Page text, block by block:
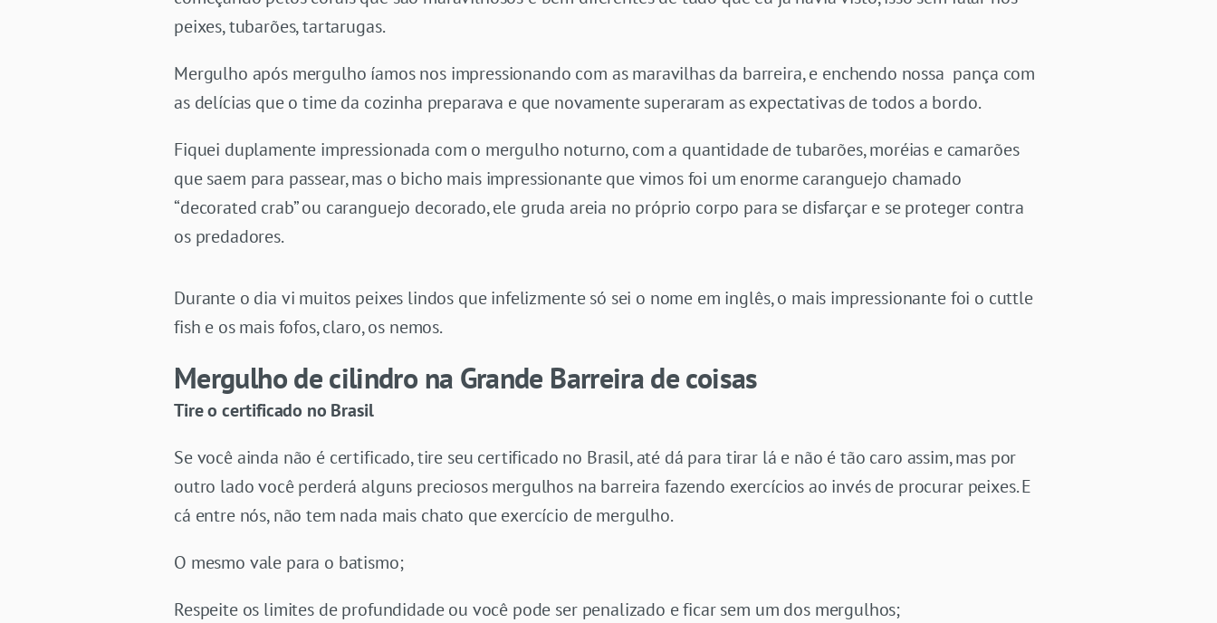
peixes, tubarões, tartarugas.
Mergulho após mergulho íamos nos impressionando com as maravilhas da barreira, e enchendo nossa pança com
as delícias que o time da cozinha preparava e que novamente superaram as expectativas de todos a bordo.
Fiquei duplamente impressionada com o mergulho noturno, com a quantidade de tubarões, moréias e camarões
que saem para passear, mas o bicho mais impressionante que vimos foi um enorme caranguejo chamado
“decorated crab” ou caranguejo decorado, ele gruda areia no próprio corpo para se disfarçar e se proteger contra
os predadores.
Durante o dia vi muitos peixes lindos que infelizmente só sei o nome em inglês, o mais impressionante foi o cuttle
fish e os mais fofos, claro, os nemos.
Mergulho de cilindro na Grande Barreira de coisas
Tire o certificado no Brasil
Se você ainda não é certificado, tire seu certificado no Brasil, até dá para tirar lá e não é tão caro assim, mas por
outro lado você perderá alguns preciosos mergulhos na barreira fazendo exercícios ao invés de procurar peixes. E
cá entre nós, não tem nada mais chato que exercício de mergulho.
O mesmo vale para o batismo;
Respeite os limites de profundidade ou você pode ser penalizado e ficar sem um dos mergulhos;